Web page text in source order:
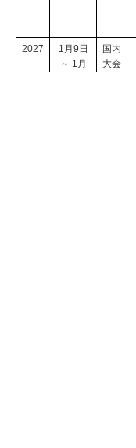
2027
1月9日
～ 1月
国内
大会